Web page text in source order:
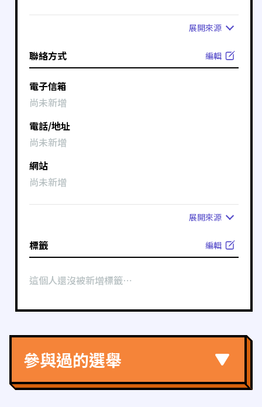
展開來源
聯絡方式 編輯
電子信箱
尚未新增
電話/地址
尚未新增
網站
尚未新增
展開來源
標籤 編輯
這個人還沒被新增標籤⋯
參與過的選舉